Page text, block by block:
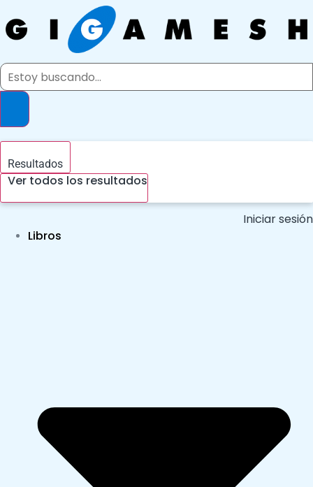
al
contenido
Search
Resultados
Ver todos los resultados
Iniciar sesión
Libros